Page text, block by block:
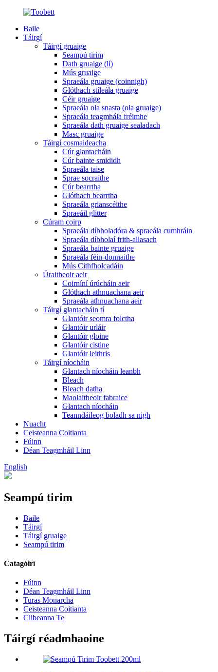
Baile
Táirgí
Táirgí gruaige
Seampú tirim
Dath gruaige (lí)
Mús gruaige
Spraeála gruaige (coinnigh)
Glóthach stíleála gruaige
Céir gruaige
Spraeála ola snasta (ola gruaige)
Spraeála teagmhála fréimhe
Spraeála dath gruaige sealadach
Masc gruaige
Táirgí cosmaideacha
Cúr glantacháin
Cúr bainte smididh
Spraeála taise
Sprae socraithe
Cúr bearrtha
Glóthach bearrtha
Spraeála grianscéithe
Spraeáil glitter
Cúram coirp
Spraeála díbholadóra & spraeála cumhráin
Spraeála díbholaí frith-allasach
Spraeála bainte gruaige
Spraeála féin-donnaithe
Mús Cithfholcadáin
Úraitheoir aeir
Coirníní úrúcháin aeir
Glóthach athnuachana aeir
Spraeála athnuachana aeir
Táirgí glantacháin tí
Glantóir seomra folctha
Glantóir urláir
Glantóir gloine
Glantóir cistine
Glantóir leithris
Táirgí níocháin
Glantach níocháin leanbh
Bleach
Bleach datha
Maolaitheoir fabraice
Glantach níocháin
Teanndáileog boladh sa nigh
Nuacht
Ceisteanna Coitianta
Fúinn
Déan Teagmháil Linn
English
Seampú tirim
Baile
Táirgí
Táirgí gruaige
Seampú tirim
Catagóirí
Fúinn
Déan Teagmháil Linn
Turas Monarcha
Ceisteanna Coitianta
Clibeanna Te
Táirgí réadmhaoine